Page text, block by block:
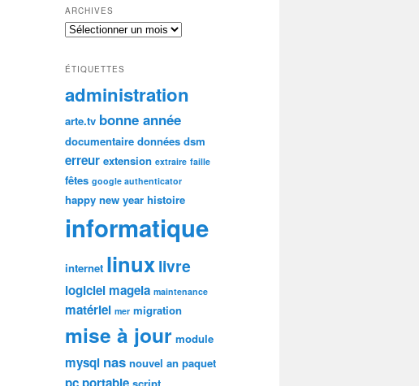
ARCHIVES
Archives
ÉTIQUETTES
administration
arte.tv bonne année
documentaire données dsm
erreur extension extraire faille
fêtes google authenticator
happy new year histoire
informatique
internet linuxlivre
logiciel mageia maintenance
matériel mer migration
mise à jour module
mysql nas nouvel an paquet